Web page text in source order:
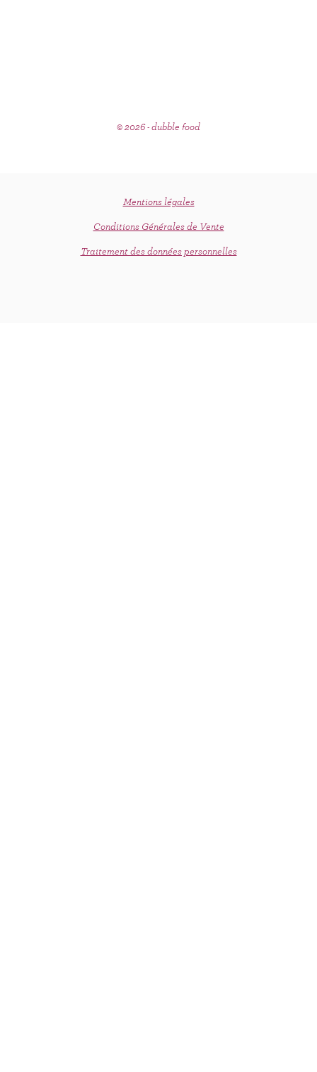
Mentions légales
Conditions Générales de Vente
© 2026 - dubble food
Traitement des données personnelles